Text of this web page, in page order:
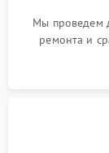
Мы проведем
ремонта и